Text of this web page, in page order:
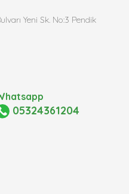
Yeni Sk. No:3 Pendik
05324361204